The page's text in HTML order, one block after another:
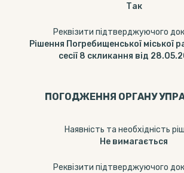
Так
Реквізити підтверджуючого
Рішення Погребищенської міської
сесії 8 скликання від
ПОГОДЖЕННЯ ОРГАНУ
Наявність та необхідність
Не вимагається
Реквізити підтверджуючого